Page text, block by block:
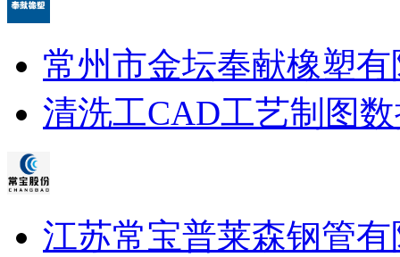
常州市金坛奉献橡塑
清洗工CAD工艺制图
江苏常宝普莱森钢管